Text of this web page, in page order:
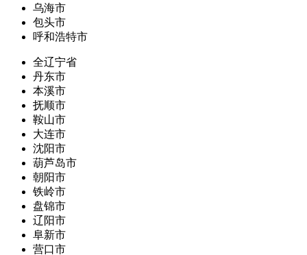
乌海市
包头市
呼和浩特市
全辽宁省
丹东市
本溪市
抚顺市
鞍山市
大连市
沈阳市
葫芦岛市
朝阳市
铁岭市
盘锦市
辽阳市
阜新市
营口市